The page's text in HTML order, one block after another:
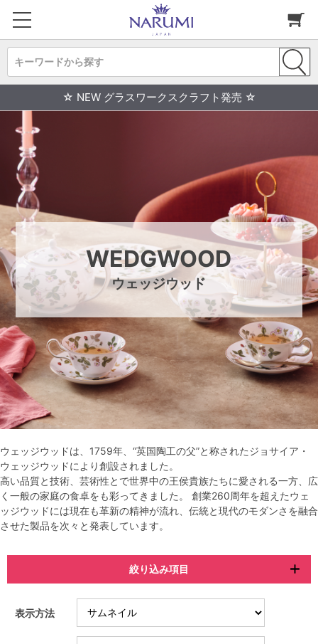
キーワードから探す
☆ NEW グラスワークスクラフト発売 ☆
WEDGWOOD
ウェッジウッド
ウェッジウッドは、1759年、“英国陶工の父”と称されたジョサイア・
ウェッジウッドにより創設されました。
高い品質と技術、芸術性とで世界中の王侯貴族たちに愛される一方、広
く一般の家庭の食卓をも彩ってきました。 創業260周年を超えたウェ
ッジウッドには現在も革新の精神が流れ、伝統と現代のモダンさを融合
させた製品を次々と発表しています。
絞り込み項目
表示方法